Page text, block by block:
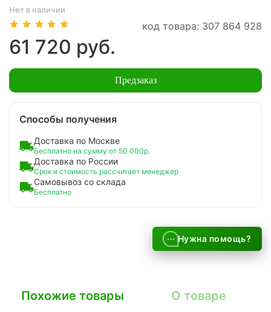
Нет в наличии
код товара: 307 864 928
61 720 руб.
Предзаказ
Способы получения
Доставка по Москве
Бесплатно на сумму от 50 000р.
Доставка по России
Срок и стоимость рассчитает менеджер
Самовывоз со склада
Бесплатно
Нужна помощь?
Похожие товары
О товаре